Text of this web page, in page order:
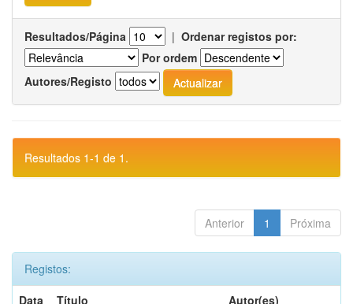
Resultados/Página | Ordenar registos por:
Por ordem
Autores/Registo
Resultados 1-1 de 1.
Anterior 1 Próxima
Registos:
Data
Título
Autor(es)